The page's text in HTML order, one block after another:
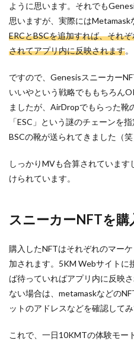
ように思います。それでも
思いますが、実際にはMetamask
ERCとBSCを追加すれば、それ
されてアプリ内に反映されます。
ですので、Genesisスニーカー
いいやという戦略でももちろん
ましたが、AirDropでもらった靴
「ESC」という謎のチェーンを
BSCの靴が送られてきました（笑
しっかりMVも合算されていま
けられています。
スニーカーNFTを購
購入したNFTはそれぞれのマー
加されます。5KM Webサイトに
ば待っていればアプリ内に反映
ない場合は、metamaskなどの
ットのアドレスなどを確認してみ
これで、一日10KMTの体験モー